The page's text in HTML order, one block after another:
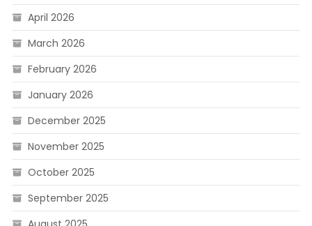
April 2026
March 2026
February 2026
January 2026
December 2025
November 2025
October 2025
September 2025